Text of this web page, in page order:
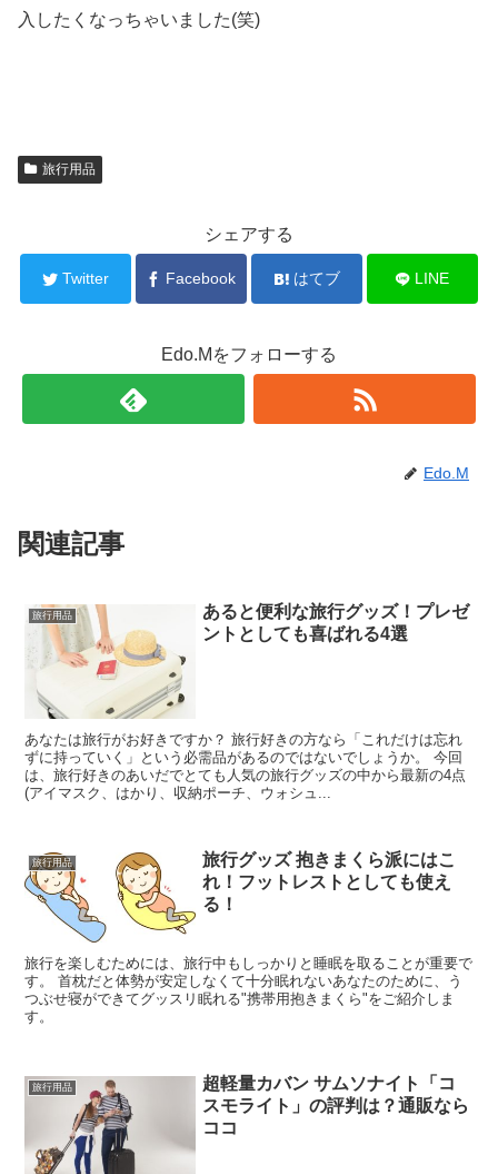
入したくなっちゃいました(笑)
旅行用品
シェアする
Twitter Facebook はてブ LINE
Edo.Mをフォローする
Edo.M
関連記事
旅行用品
あると便利な旅行グッズ！プレゼ
ントとしても喜ばれる4選
あなたは旅行がお好きですか？ 旅行好きの方なら「これだけは忘れ
ずに持っていく」という必需品があるのではないでしょうか。 今回
は、旅行好きのあいだでとても人気の旅行グッズの中から最新の4点
(アイマスク、はかり、収納ポーチ、ウォシュ...
旅行用品
旅行グッズ 抱きまくら派にはこ
れ！フットレストとしても使え
る！
旅行を楽しむためには、旅行中もしっかりと睡眠を取ることが重要で
す。 首枕だと体勢が安定しなくて十分眠れないあなたのために、う
つぶせ寝ができてグッスリ眠れる"携帯用抱きまくら"をご紹介しま
す。
旅行用品
超軽量カバン サムソナイト「コ
スモライト」の評判は？通販なら
ココ